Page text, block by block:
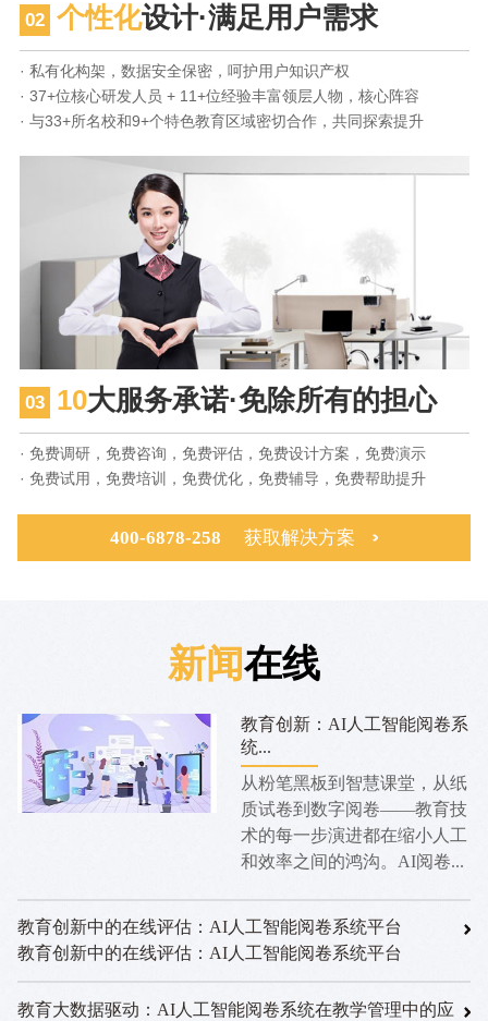
02 个性化设计·满足用户需求
· 私有化构架，数据安全保密，呵护用户知识产权
· 37+位核心研发人员 + 11+位经验丰富领层人物，核心阵容
· 与33+所名校和9+个特色教育区域密切合作，共同探索提升
03 10大服务承诺·免除所有的担心
· 免费调研，免费咨询，免费评估，免费设计方案，免费演示
· 免费试用，免费培训，免费优化，免费辅导，免费帮助提升
400-6878-258 获取解决方案
新闻在线
教育创新：AI人工智能阅卷系
统...
从粉笔黑板到智慧课堂，从纸
质试卷到数字阅卷——教育技
术的每一步演进都在缩小人工
和效率之间的鸿沟。AI阅卷...
教育创新中的在线评估：AI人工智能阅卷系统平台
教育创新中的在线评估：AI人工智能阅卷系统平台
教育大数据驱动：AI人工智能阅卷系统在教学管理中的应